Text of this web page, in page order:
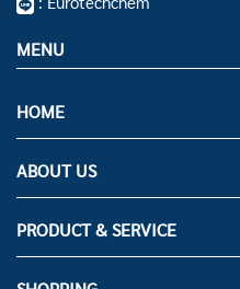
MENU
HOME
ABOUT US
PRODUCT & SERVICE